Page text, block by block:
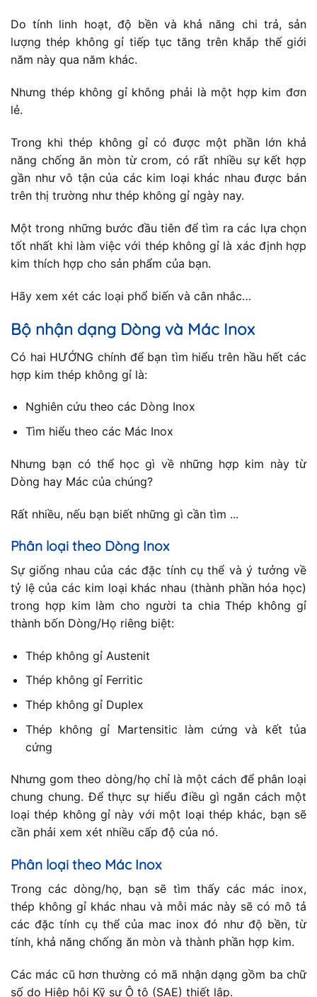
Do tính linh hoạt, độ bền và khả năng chi trả, sản
lượng thép không gỉ tiếp tục tăng trên khắp thế giới
năm này qua năm khác.
Nhưng thép không gỉ không phải là một hợp kim đơn
lẻ.
Trong khi thép không gỉ có được một phần lớn khả
năng chống ăn mòn từ crom, có rất nhiều sự kết hợp
gần như vô tận của các kim loại khác nhau được bán
trên thị trường như thép không gỉ ngày nay.
Một trong những bước đầu tiên để tìm ra các lựa chọn
tốt nhất khi làm việc với thép không gỉ là xác định hợp
kim thích hợp cho sản phẩm của bạn.
Hãy xem xét các loại phổ biến và cân nhắc…
Bộ nhận dạng Dòng và Mác Inox
Có hai HƯỚNG chính để bạn tìm hiểu trên hầu hết các
hợp kim thép không gỉ là:
Nghiên cứu theo các Dòng Inox
Tìm hiểu theo các Mác Inox
Nhưng bạn có thể học gì về những hợp kim này từ
Dòng hay Mác của chúng?
Rất nhiều, nếu bạn biết những gì cần tìm ...
Phân loại theo Dòng Inox
Sự giống nhau của các đặc tính cụ thể và ý tưởng về
tỷ lệ của các kim loại khác nhau (thành phần hóa học)
trong hợp kim làm cho người ta chia Thép không gỉ
thành bốn Dòng/Họ riêng biệt:
Thép không gỉ Austenit
Thép không gỉ Ferritic
Thép không gỉ Duplex
Thép không gỉ Martensitic làm cứng và kết tủa
cứng
Nhưng gom theo dòng/họ chỉ là một cách để phân loại
chung chung. Để thực sự hiểu điều gì ngăn cách một
loại thép không gỉ này với một loại thép khác, bạn sẽ
cần phải xem xét nhiều cấp độ của nó.
Phân loại theo Mác Inox
Trong các dòng/họ, bạn sẽ tìm thấy các mác inox,
thép không gỉ khác nhau và mỗi mác này sẽ có mô tả
các đặc tính cụ thể của mac inox đó như độ bền, từ
tính, khả năng chống ăn mòn và thành phần hợp kim.
Các mác cũ hơn thường có mã nhận dạng gồm ba chữ
số do Hiệp hội Kỹ sư Ô tô (SAE) thiết lập.